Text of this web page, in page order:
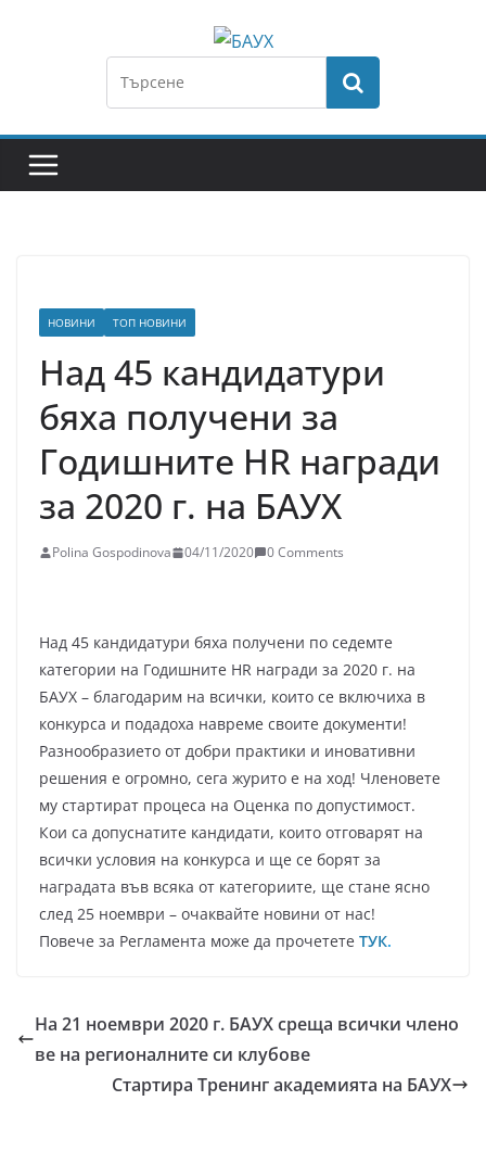
НОВИНИ ТОП НОВИНИ
Над 45 кандидатури
бяха получени за
Годишните HR награди
за 2020 г. на БАУХ
Polina Gospodinova 04/11/2020 0 Comments
Над 45 кандидатури бяха получени по седемте
категории на Годишните HR награди за 2020 г. на
БАУХ – благодарим на всички, които се включиха в
конкурса и подадоха навреме своите документи!
Разнообразието от добри практики и иновативни
решения е огромно, сега журито е на ход! Членовете
му стартират процеса на Оценка по допустимост.
Кои са допуснатите кандидати, които отговарят на
всички условия на конкурса и ще се борят за
наградата във всяка от категориите, ще стане ясно
след 25 ноември – очаквайте новини от нас!
Повече за Регламента може да прочетете ТУК.
На 21 ноември 2020 г. БАУХ среща всички члено
ве на регионалните си клубове
Стартира Тренинг академията на БАУХ